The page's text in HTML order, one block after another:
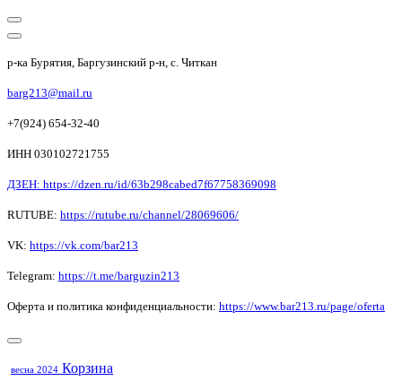
р-ка Бурятия, Баргузинский р-н, с. Читкан
barg213@mail.ru
+7(924) 654-32-40
ИНН 030102721755
ДЗЕН: https://dzen.ru/id/63b298cabed7f67758369098
RUTUBE: https://rutube.ru/channel/28069606/
VK: https://vk.com/bar213
Telegram: https://t.me/barguzin213
Оферта и политика конфиденциальности: https://www.bar213.ru/page/oferta
весна 2024 Корзина